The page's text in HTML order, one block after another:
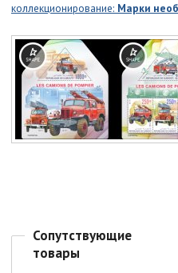
коллекционирование: Марки
Сопутствующие
товары